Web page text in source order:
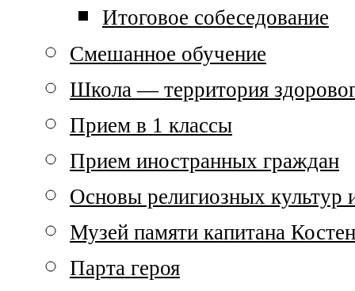
Итоговое собеседование
Смешанное обучение
Школа — территория
Прием в 1 классы
Прием иностранных граждан
Основы религиозных культур
Музей памяти капитана
Парта героя